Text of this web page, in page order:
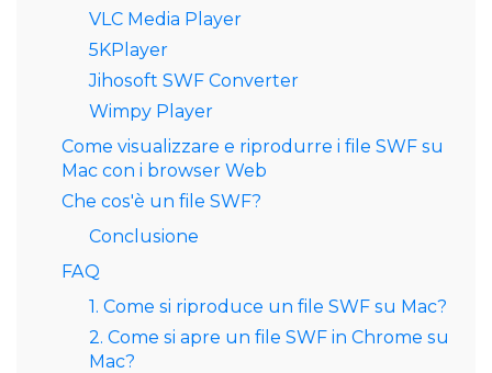
VLC Media Player
5KPlayer
Jihosoft SWF Converter
Wimpy Player
Come visualizzare e riprodurre i file SWF su
Mac con i browser Web
Che cos'è un file SWF?
Conclusione
FAQ
1. Come si riproduce un file SWF su Mac?
2. Come si apre un file SWF in Chrome su
Mac?